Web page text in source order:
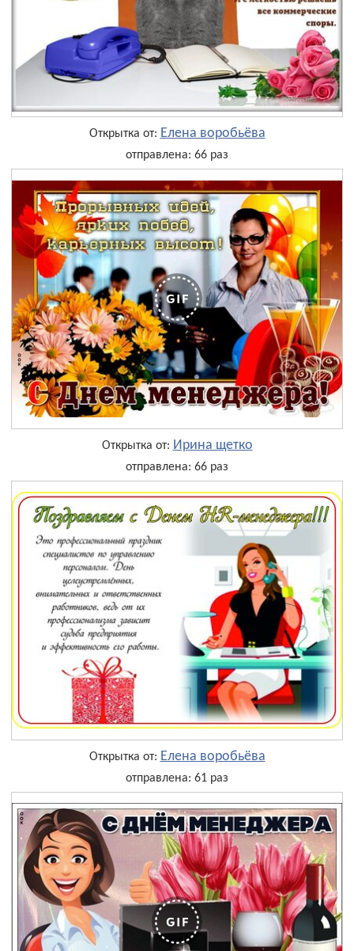
Открытка от: Елена воробьёва
отправлена: 66 раз
Открытка от: Ирина щетко
отправлена: 66 раз
Открытка от: Елена воробьёва
отправлена: 61 раз